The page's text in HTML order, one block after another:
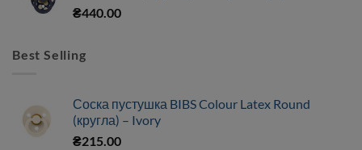
₴440.00
Best Selling
Соска пустушка BIBS Colour Latex Round
(кругла) – Ivory
₴215.00